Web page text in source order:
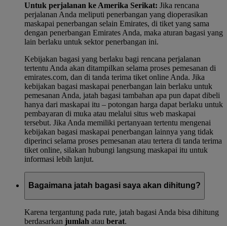
Untuk perjalanan ke Amerika Serikat: Jika rencana
perjalanan Anda meliputi penerbangan yang dioperasikan
maskapai penerbangan selain Emirates, di tiket yang sama
dengan penerbangan Emirates Anda, maka aturan bagasi yang
lain berlaku untuk sektor penerbangan ini.
Kebijakan bagasi yang berlaku bagi rencana perjalanan
tertentu Anda akan ditampilkan selama proses pemesanan di
emirates.com, dan di tanda terima tiket online Anda. Jika
kebijakan bagasi maskapai penerbangan lain berlaku untuk
pemesanan Anda, jatah bagasi tambahan apa pun dapat dibeli
hanya dari maskapai itu – potongan harga dapat berlaku untuk
pembayaran di muka atau melalui situs web maskapai
tersebut. Jika Anda memiliki pertanyaan tertentu mengenai
kebijakan bagasi maskapai penerbangan lainnya yang tidak
diperinci selama proses pemesanan atau tertera di tanda terima
tiket online, silakan hubungi langsung maskapai itu untuk
informasi lebih lanjut.
Bagaimana jatah bagasi saya akan dihitung?
Karena tergantung pada rute, jatah bagasi Anda bisa dihitung
berdasarkan jumlah atau berat.